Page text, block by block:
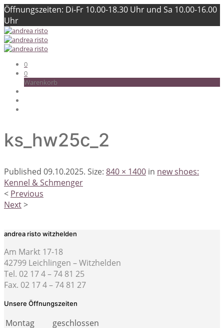
Öffnungszeiten: Di-Fr 10.00-18.30 Uhr und Sa 10.00-16.00
Uhr
0
0
Warenkorb
ks_hw25c_2
Published 09.10.2025. Size: 840 × 1400 in new shoes:
Kennel & Schmenger
< Previous
Next>
andrea risto witzhelden
Am Markt 17-18
42799 Leichlingen – Witzhelden
Tel. 02 17 4 – 74 81 25
Fax. 02 17 4 – 74 81 27
Unsere Öffnungszeiten
Montag
geschlossen